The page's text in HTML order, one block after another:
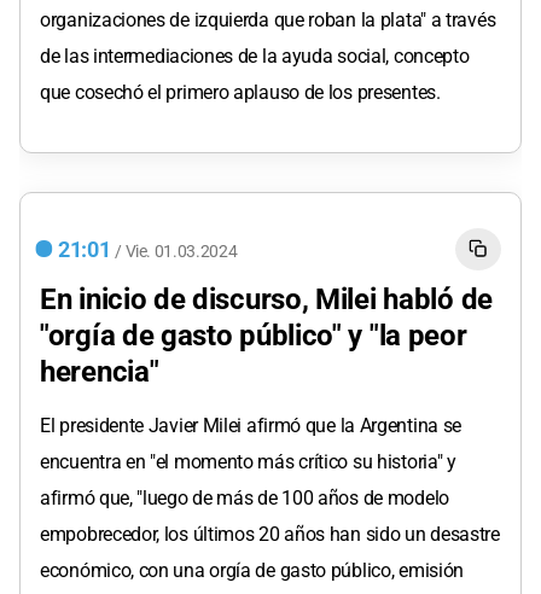
organizaciones de izquierda que roban la plata" a través
de las intermediaciones de la ayuda social, concepto
que cosechó el primero aplauso de los presentes.
21:01 / Vie. 01.03.2024
En inicio de discurso, Milei habló de
"orgía de gasto público" y "la peor
herencia"
El presidente Javier Milei afirmó que la Argentina se
encuentra en "el momento más crítico su historia" y
afirmó que, "luego de más de 100 años de modelo
empobrecedor, los últimos 20 años han sido un desastre
económico, con una orgía de gasto público, emisión